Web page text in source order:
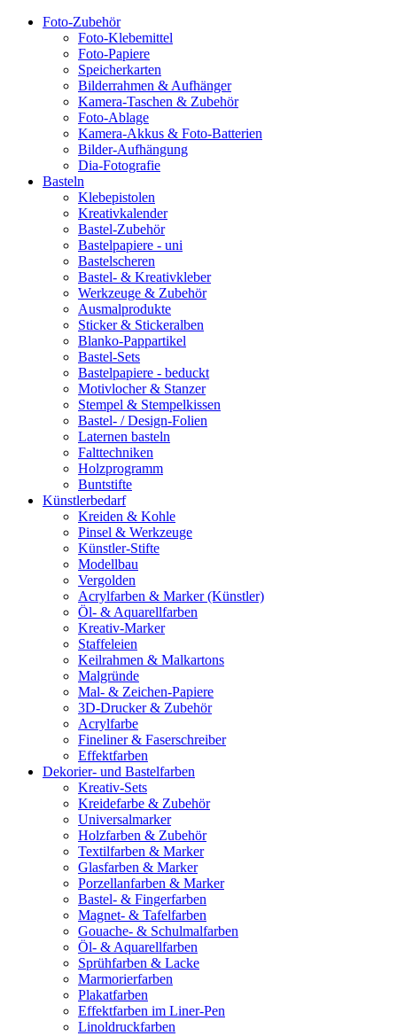
Foto-Zubehör
Foto-Klebemittel
Foto-Papiere
Speicherkarten
Bilderrahmen & Aufhänger
Kamera-Taschen & Zubehör
Foto-Ablage
Kamera-Akkus & Foto-Batterien
Bilder-Aufhängung
Dia-Fotografie
Basteln
Klebepistolen
Kreativkalender
Bastel-Zubehör
Bastelpapiere - uni
Bastelscheren
Bastel- & Kreativkleber
Werkzeuge & Zubehör
Ausmalprodukte
Sticker & Stickeralben
Blanko-Pappartikel
Bastel-Sets
Bastelpapiere - beduckt
Motivlocher & Stanzer
Stempel & Stempelkissen
Bastel- / Design-Folien
Laternen basteln
Falttechniken
Holzprogramm
Buntstifte
Künstlerbedarf
Kreiden & Kohle
Pinsel & Werkzeuge
Künstler-Stifte
Modellbau
Vergolden
Acrylfarben & Marker (Künstler)
Öl- & Aquarellfarben
Kreativ-Marker
Staffeleien
Keilrahmen & Malkartons
Malgründe
Mal- & Zeichen-Papiere
3D-Drucker & Zubehör
Acrylfarbe
Fineliner & Faserschreiber
Effektfarben
Dekorier- und Bastelfarben
Kreativ-Sets
Kreidefarbe & Zubehör
Universalmarker
Holzfarben & Zubehör
Textilfarben & Marker
Glasfarben & Marker
Porzellanfarben & Marker
Bastel- & Fingerfarben
Magnet- & Tafelfarben
Gouache- & Schulmalfarben
Öl- & Aquarellfarben
Sprühfarben & Lacke
Marmorierfarben
Plakatfarben
Effektfarben im Liner-Pen
Linoldruckfarben